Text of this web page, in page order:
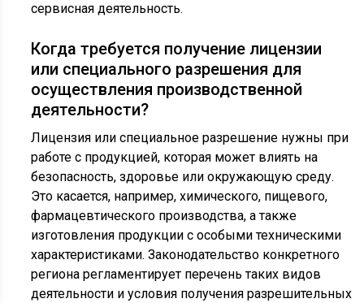
сервисная деятельность.
Когда требуется получение лицензии
или специального разрешения для
осуществления производственной
деятельности?
Лицензия или специальное разрешение нужны при
работе с продукцией, которая может влиять на
безопасность, здоровье или окружающую среду.
Это касается, например, химического, пищевого,
фармацевтического производства, а также
изготовления продукции с особыми техническими
характеристиками. Законодательство конкретного
региона регламентирует перечень таких видов
деятельности и условия получения разрешительных